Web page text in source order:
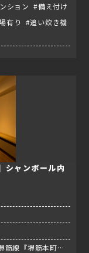
ション #備え付け
有り #追い炊き機
シャンボール内
筋線『堺筋本町